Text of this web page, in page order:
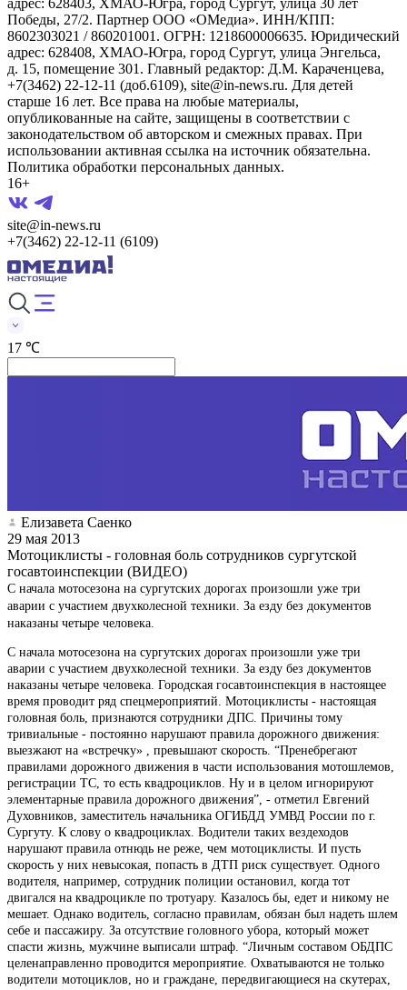
Победы, 27/2. Партнер ООО «ОМедиа». ИНН/КПП:
8602303021 / 860201001. ОГРН: 1218600006635. Юридический
адрес: 628408, ХМАО-Югра, город Сургут, улица Энгельса,
д. 15, помещение 301. Главный редактор: Д.М. Караченцева,
+7(3462) 22-12-11 (доб.6109), site@in-news.ru. Для детей
старше 16 лет. Все права на любые материалы,
опубликованные на сайте, защищены в соответствии с
законодательством об авторском и смежных правах. При
использовании активная ссылка на источник обязательна.
Политика обработки персональных данных.
16+
site@in-news.ru
+7(3462) 22-12-11 (6109)
17 ℃
Елизавета Саенко
29 мая 2013
Мотоциклисты - головная боль сотрудников сургутской
госавтоинспекции (ВИДЕО)
С начала мотосезона на сургутских дорогах произошли уже три
аварии с участием двухколесной техники. За езду без документов
наказаны четыре человека.
С начала мотосезона на сургутских дорогах произошли уже три
аварии с участием двухколесной техники. За езду без документов
наказаны четыре человека. Городская госавтоинспекция в настоящее
время проводит ряд спецмероприятий. Мотоциклисты - настоящая
головная боль, признаются сотрудники ДПС. Причины тому
тривиальные - постоянно нарушают правила дорожного движения:
выезжают на «встречку» , превышают скорость. “Пренебрегают
правилами дорожного движения в части использования мотошлемов,
регистрации ТС, то есть квадроциклов. Ну и в целом игнорируют
элементарные правила дорожного движения”, - отметил Евгений
Духовников, заместитель начальника ОГИБДД УМВД России по г.
Сургуту. К слову о квадроциклах. Водители таких вездеходов
нарушают правила отнюдь не реже, чем мотоциклисты. И пусть
скорость у них невысокая, попасть в ДТП риск существует. Одного
водителя, например, сотрудник полиции остановил, когда тот
двигался на квадроцикле по тротуару. Казалось бы, едет и никому не
мешает. Однако водитель, согласно правилам, обязан был надеть шлем
себе и пассажиру. За отсутствие головного убора, который может
спасти жизнь, мужчине выписали штраф. “Личным составом ОБДПС
целенаправленно проводится мероприятие. Охватываются не только
водители мотоциклов, но и граждане, передвигающиеся на скутерах,